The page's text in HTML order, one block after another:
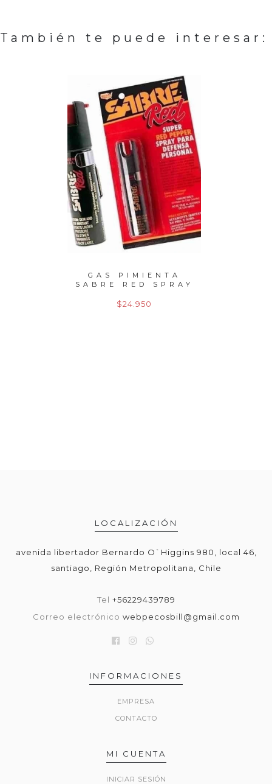
También te puede interesar:
GAS PIMIENTA
SABRE RED SPRAY
$24.950
LOCALIZACIÓN
avenida libertador Bernardo O`Higgins 980, local 46,
santiago, Región Metropolitana, Chile
Tel +56229439789
Correo electrónico webpecosbill@gmail.com
INFORMACIONES
EMPRESA
CONTACTO
MI CUENTA
INICIAR SESIÓN